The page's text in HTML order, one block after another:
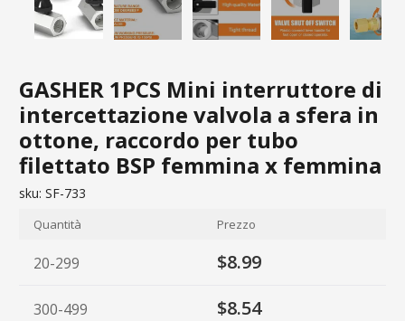
GASHER 1PCS Mini interruttore di
intercettazione valvola a sfera in
ottone, raccordo per tubo
filettato BSP femmina x femmina
sku: SF-733
Quantità Prezzo
20-299 $8.99
300-499 $8.54